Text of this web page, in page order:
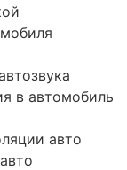
в автомобиль
авто